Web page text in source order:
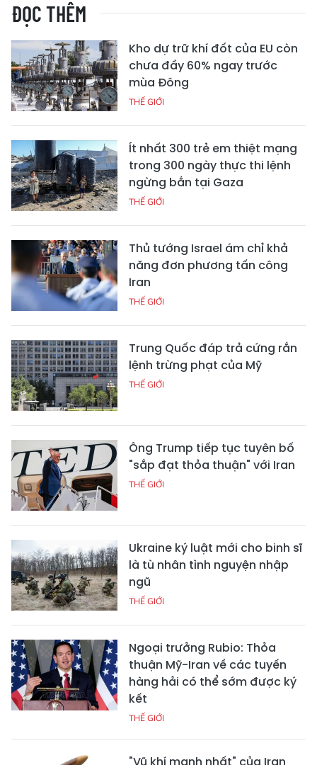
ĐỌC THÊM
Kho dự trữ khí đốt của EU còn
chưa đầy 60% ngay trước
mùa Đông
THẾ GIỚI
Ít nhất 300 trẻ em thiệt mạng
trong 300 ngày thực thi lệnh
ngừng bắn tại Gaza
THẾ GIỚI
Thủ tướng Israel ám chỉ khả
năng đơn phương tấn công
Iran
THẾ GIỚI
Trung Quốc đáp trả cứng rắn
lệnh trừng phạt của Mỹ
THẾ GIỚI
Ông Trump tiếp tục tuyên bố
"sắp đạt thỏa thuận" với Iran
THẾ GIỚI
Ukraine ký luật mới cho binh sĩ
là tù nhân tình nguyện nhập
ngũ
THẾ GIỚI
Ngoại trưởng Rubio: Thỏa
thuận Mỹ-Iran về các tuyến
hàng hải có thể sớm được ký
kết
THẾ GIỚI